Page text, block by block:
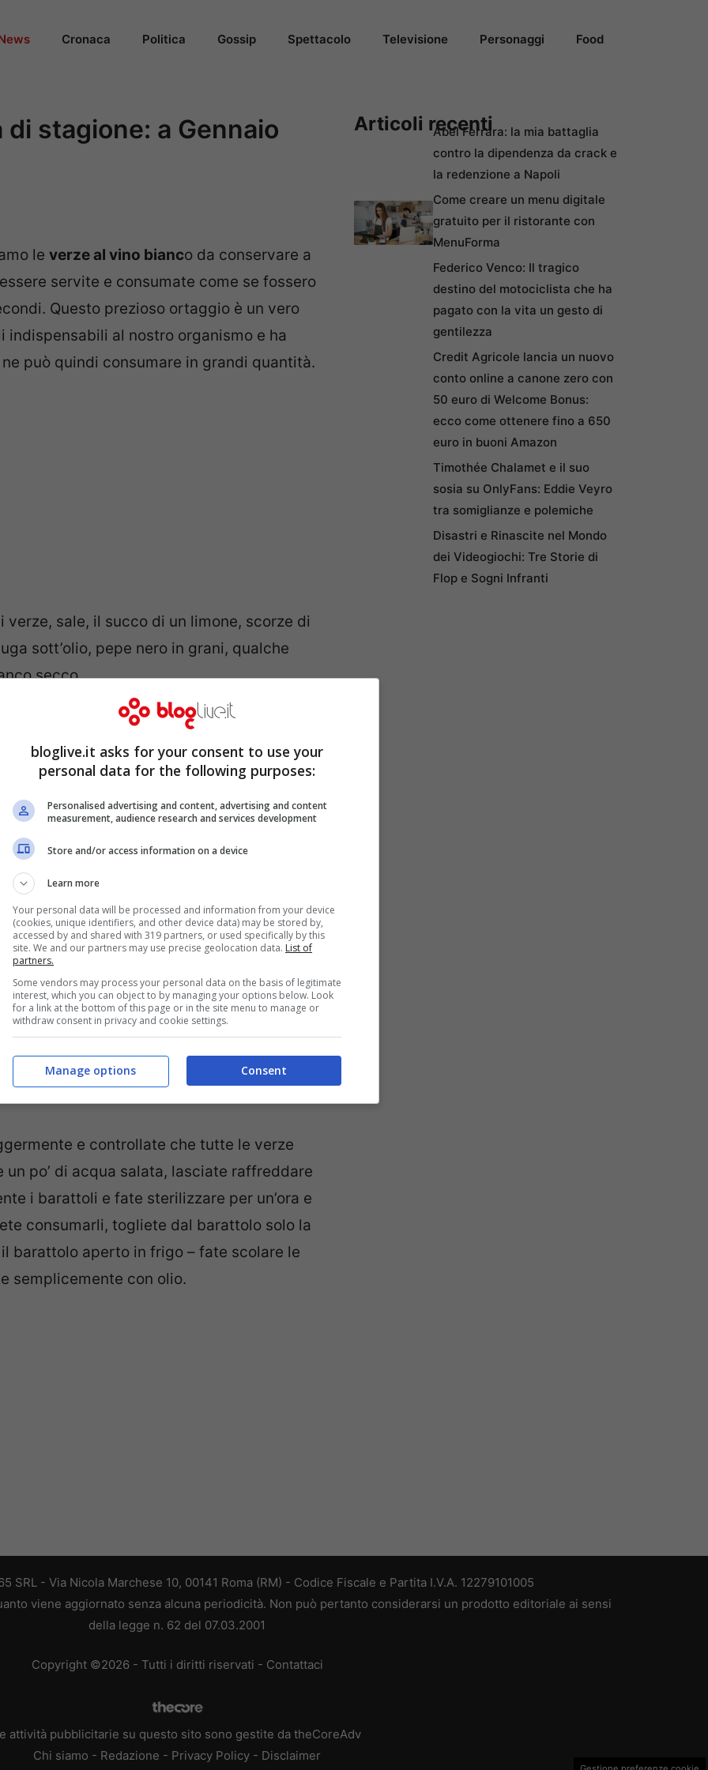
Cronaca Politica Gossip Spettacolo Televisione Personaggi Food
stagione: a Gennaio
le verze al vino bianco da conservare a
servite e consumate come se fossero
Questo prezioso ortaggio è un vero
al nostro organismo e ha
può quindi consumare in grandi quantità.
verze, sale, il succo di un limone, scorze di
sott’olio, pepe nero in grani, qualche
secco.
a listarelle molto sottili, lavatela con
intanto sul fuoco una capiente pentola
foglie di alloro, al succo del limone e
il bollore immergetevi poco alla volta le
e fatele scolare per bene. Sistemate poi
ogni strato i filetti di acciuga, il pepe in
di vino bianco.
e controllate che tutte le verze
po’ di acqua salata, lasciate raffreddare
i barattoli e fate sterilizzare per un’ora e
consumarli, togliete dal barattolo solo la
barattolo aperto in frigo – fate scolare le
semplicemente con olio.
Articoli recentiAbel Ferrara: la mia battaglia
contro la dipendenza da crack e
la redenzione a Napoli
Come creare un menu digitale
gratuito per il ristorante con
MenuForma
Federico Venco: Il tragico
destino del motociclista che ha
pagato con la vita un gesto di
gentilezza
Credit Agricole lancia un nuovo
conto online a canone zero con
50 euro di Welcome Bonus:
ecco come ottenere fino a 650
euro in buoni Amazon
Timothée Chalamet e il suo
sosia su OnlyFans: Eddie Veyro
tra somiglianze e polemiche
Disastri e Rinascite nel Mondo
dei Videogiochi: Tre Storie di
Flop e Sogni Infranti
SRL - Via Nicola Marchese 10, 00141 Roma (RM) - Codice Fiscale e Partita I.V.A. 12279101005
viene aggiornato senza alcuna periodicità. Non può pertanto considerarsi un prodotto editoriale ai sensi
della legge n. 62 del 07.03.2001
Copyright ©2026 - Tutti i diritti riservati - Contattaci
attività pubblicitarie su questo sito sono gestite da theCoreAdv
Chi siamo - Redazione - Privacy Policy - Disclaimer
bloglive.it asks for your consent to use your
personal data for the following purposes:
Personalised advertising and content, advertising and content
measurement, audience research and services development
Store and/or access information on a device
Learn more
Your personal data will be processed and information from your device
(cookies, unique identifiers, and other device data) may be stored by,
accessed by and shared with 319 partners, or used specifically by this
site. We and our partners may use precise geolocation data. List of
partners.
Some vendors may process your personal data on the basis of legitimate
interest, which you can object to by managing your options below. Look
for a link at the bottom of this page or in the site menu to manage or
withdraw consent in privacy and cookie settings.
Consent
Manage options